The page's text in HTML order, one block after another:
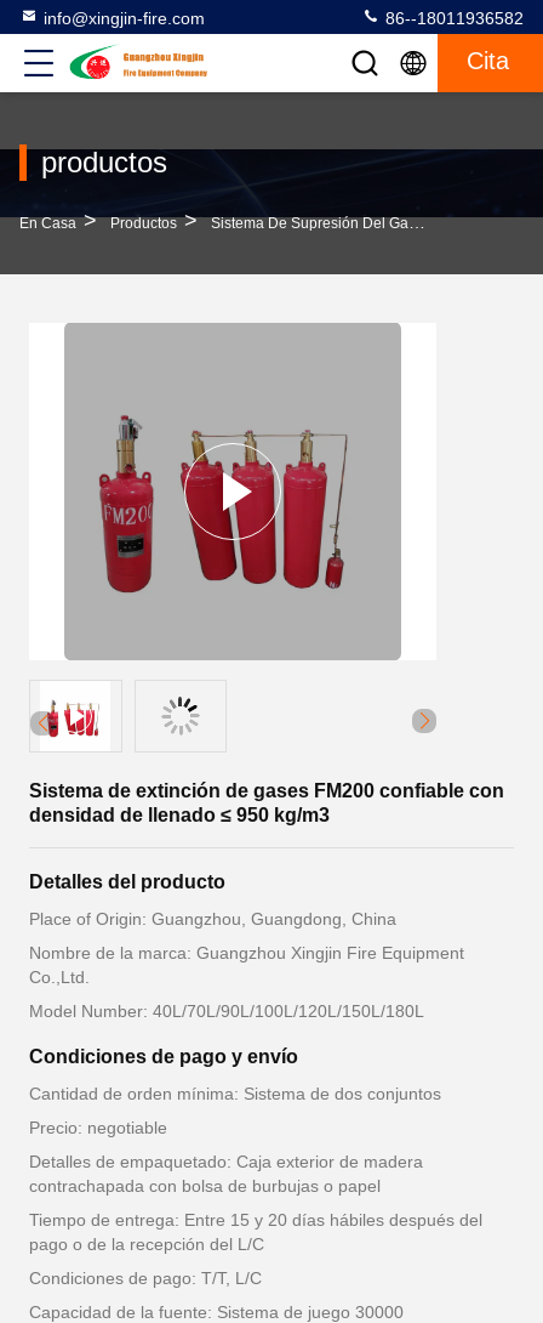
info@xingjin-fire.com 86--18011936582
Cita
productos
En Casa > Productos > Sistema De Supresión Del Gas FM200 >
Sistema de extinción de gases FM200 confiable con
densidad de llenado ≤ 950 kg/m3
Detalles del producto
Place of Origin: Guangzhou, Guangdong, China
Nombre de la marca: Guangzhou Xingjin Fire Equipment
Co.,Ltd.
Model Number: 40L/70L/90L/100L/120L/150L/180L
Condiciones de pago y envío
Cantidad de orden mínima: Sistema de dos conjuntos
Precio: negotiable
Detalles de empaquetado: Caja exterior de madera
contrachapada con bolsa de burbujas o papel
Tiempo de entrega: Entre 15 y 20 días hábiles después del
pago o de la recepción del L/C
Condiciones de pago: T/T, L/C
Capacidad de la fuente: Sistema de juego 30000